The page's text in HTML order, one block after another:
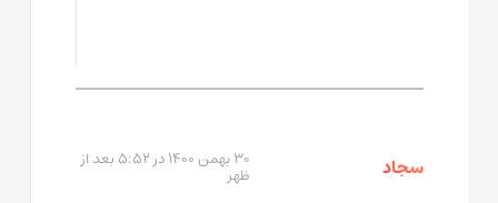
سجاد ۳۰ بهمن ۱۴۰۰ در ۵:۵۲ بعد از
ظهر